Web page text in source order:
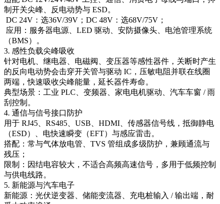
制开关尖峰、反电动势与 ESD。​
DC 24V：选36V/39V；DC 48V：选68V/75V；​
应用：服务器电源、LED 驱动、安防摄像头、电池管理系统
（BMS）。
3. 感性负载尖峰吸收​
针对电机、继电器、电磁阀、变压器等感性器件，关断时产生
的反向电动势会击穿开关管与驱动 IC，压敏电阻并联在线圈
两端，快速吸收尖峰能量，延长器件寿命。​
典型场景：工业 PLC、变频器、家电电机驱动、汽车车窗 / 雨
刮控制。
4. 通信与信号接口防护​
用于 RJ45、RS485、USB、HDMI、传感器信号线，抵御静电
（ESD）、电快速瞬变（EFT）与感应雷击。​
搭配：常与气体放电管、TVS 管组成多级防护，兼顾通流与
残压；​
限制：因结电容较大，不适合高频高速信号，多用于低频控制
与供电线路。​
5. 新能源与汽车电子​
新能源：光伏逆变器、储能变流器、充电桩输入 / 输出端，耐